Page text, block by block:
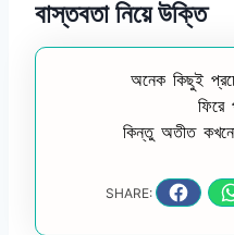
বাস্তবতা নিয়ে উক্তি
অনেক কিছুই
ফিরে
কিন্তু অতীত
SHARE: